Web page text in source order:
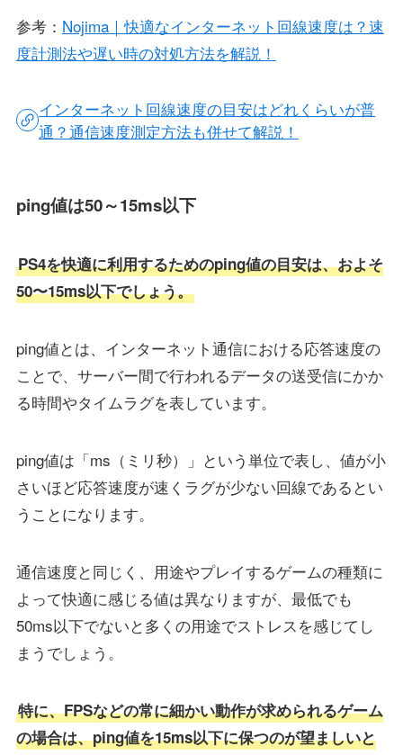
参考： Nojima｜快適なインターネット回線速度は？速
度計測法や遅い時の対処方法を解説！
インターネット回線速度の目安はどれくらいが普
通？通信速度測定方法も併せて解説！
ping値は50～15ms以下
PS4を快適に利用するためのping値の目安は、およそ
50〜15ms以下でしょう。
ping値とは、インターネット通信における応答速度の
ことで、サーバー間で行われるデータの送受信にかか
る時間やタイムラグを表しています。
ping値は「ms（ミリ秒）」という単位で表し、値が小
さいほど応答速度が速くラグが少ない回線であるとい
うことになります。
通信速度と同じく、用途やプレイするゲームの種類に
よって快適に感じる値は異なりますが、最低でも
50ms以下でないと多くの用途でストレスを感じてし
まうでしょう。
特に、FPSなどの常に細かい動作が求められるゲーム
の場合は、ping値を15ms以下に保つのが望ましいと